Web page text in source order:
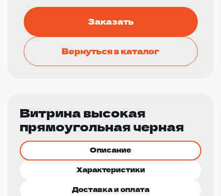
Заказать
Вернуться в каталог
Витрина высокая
прямоугольная черная
Описание
Характеристики
Доставка и оплата